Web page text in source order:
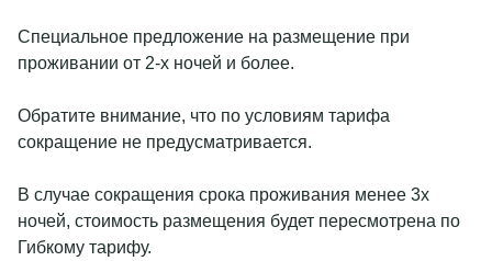
Спец. мероприятия
СПА девичник
Завтраки в отеле
Мероприятия и конференции
Фотографии
Партнеры
Блог
+7 495 995 00 09
reservations@monarchhotels.ru
Telegram chat
MAX
Социальные сети
Специальное предложение на размещение при
проживании от 2-х ночей и более.
Обратите внимание, что по условиям тарифа
сокращение не предусматривается.
В случае сокращения срока проживания менее 3х
ночей, стоимость размещения будет пересмотрена по
Гибкому тарифу.